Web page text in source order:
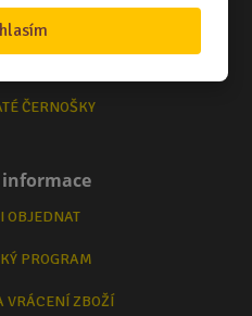
NÁS
ČERNOŠKY
OBJEDNAT
PROGRAM
VRÁCENÍ ZBOŽÍ